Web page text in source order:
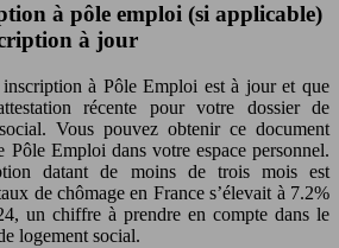
à pôle emploi (si applicable)
à jour
à Pôle Emploi est à jour et que
récente pour votre dossier de
Vous pouvez obtenir ce document
Pôle Emploi dans votre espace personnel.
datant de moins de trois mois est
de chômage en France s’élevait à 7.2%
un chiffre à prendre en compte dans le
logement social.